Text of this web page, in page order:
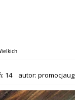
14autor: promocjaug